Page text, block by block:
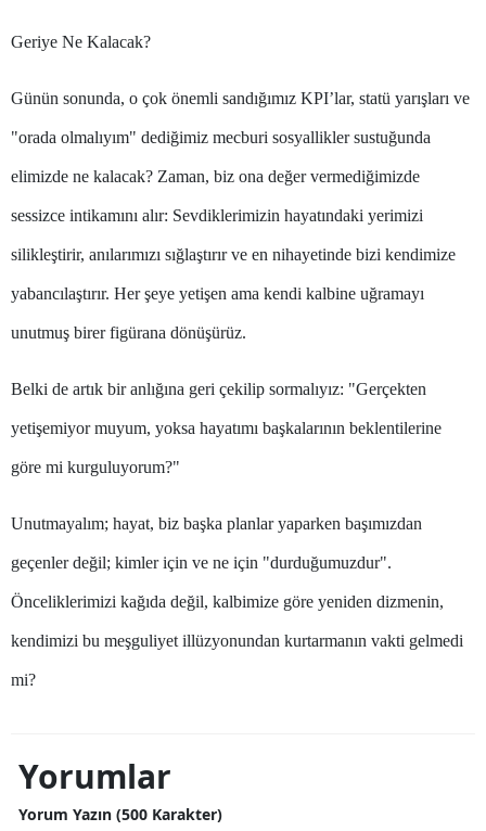
Kahramanmaraş
Mardin
Muğla
Muş
Niğde
Ordu
Sakarya
Samsun
Siirt
Geriye Ne Kalacak?
Günün sonunda, o çok önemli sandığımız KPI’lar, statü yarışları ve
"orada olmalıyım" dediğimiz mecburi sosyallikler sustuğunda
elimizde ne kalacak? Zaman, biz ona değer vermediğimizde
sessizce intikamını alır: Sevdiklerimizin hayatındaki yerimizi
silikleştirir, anılarımızı sığlaştırır ve en nihayetinde bizi kendimize
yabancılaştırır. Her şeye yetişen ama kendi kalbine uğramayı
unutmuş birer figürana dönüşürüz.
Belki de artık bir anlığına geri çekilip sormalıyız: "Gerçekten
yetişemiyor muyum, yoksa hayatımı başkalarının beklentilerine
göre mi kurguluyorum?"
Unutmayalım; hayat, biz başka planlar yaparken başımızdan
geçenler değil; kimler için ve ne için "durduğumuzdur".
Önceliklerimizi kağıda değil, kalbimize göre yeniden dizmenin,
kendimizi bu meşguliyet illüzyonundan kurtarmanın vakti gelmedi
mi?
Yorumlar
Yorum Yazın (500 Karakter)